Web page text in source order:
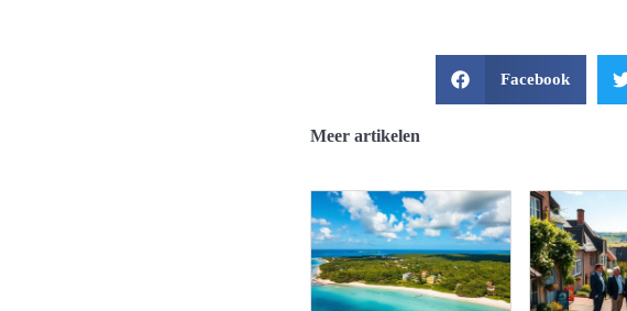
Facebook
Meer artikelen